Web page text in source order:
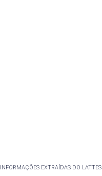
INFORMAÇÕES EXTRAÍDAS DO LATTES